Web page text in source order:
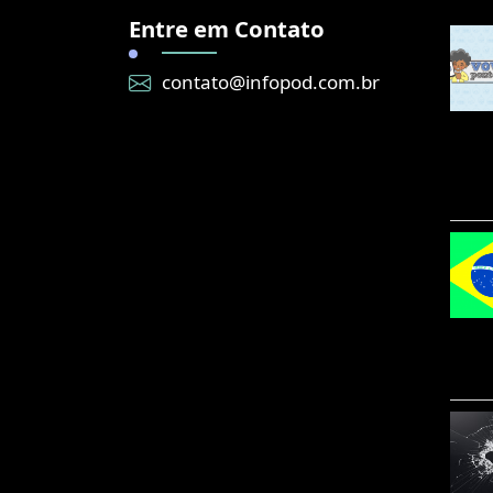
Entre em Contato
contato@infopod.com.br